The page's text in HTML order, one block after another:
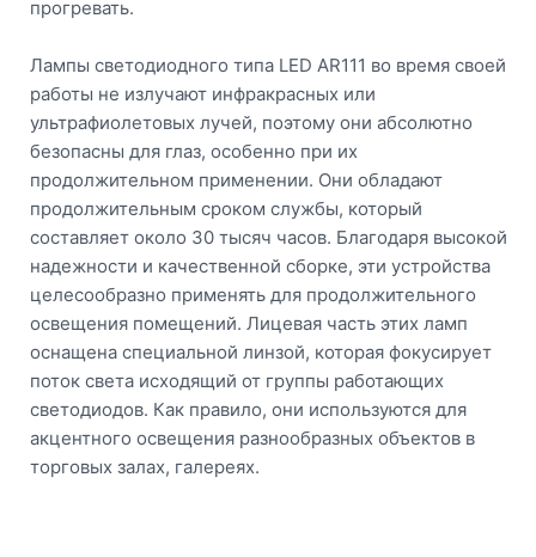
прогревать.
Лампы светодиодного типа LED AR111 во время своей
работы не излучают инфракрасных или
ультрафиолетовых лучей, поэтому они абсолютно
безопасны для глаз, особенно при их
продолжительном применении. Они обладают
продолжительным сроком службы, который
составляет около 30 тысяч часов. Благодаря высокой
надежности и качественной сборке, эти устройства
целесообразно применять для продолжительного
освещения помещений. Лицевая часть этих ламп
оснащена специальной линзой, которая фокусирует
поток света исходящий от группы работающих
светодиодов. Как правило, они используются для
акцентного освещения разнообразных объектов в
торговых залах, галереях.